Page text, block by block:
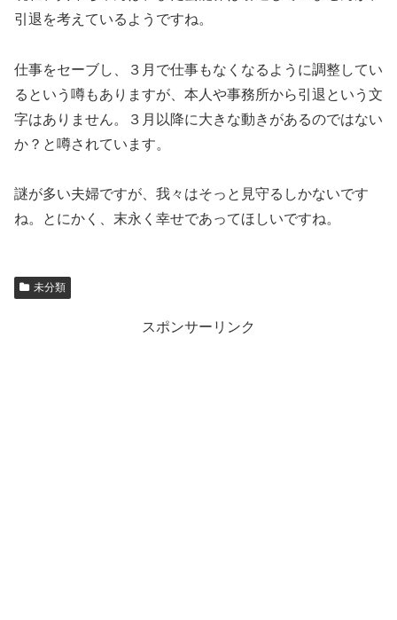
引退を考えているようですね。
仕事をセーブし、３月で仕事もなくなるように調整してい
るという噂もありますが、本人や事務所から引退という文
字はありません。３月以降に大きな動きがあるのではない
か？と噂されています。
謎が多い夫婦ですが、我々はそっと見守るしかないです
ね。とにかく、末永く幸せであってほしいですね。
未分類
スポンサーリンク